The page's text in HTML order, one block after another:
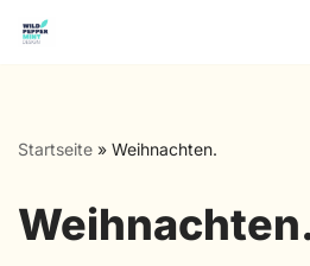
Startseite » Weihnachten.